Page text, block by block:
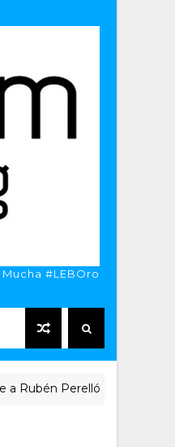
#LEBOro
Perelló